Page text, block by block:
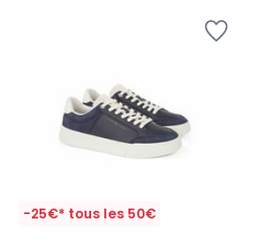
-25€* tous les 50€